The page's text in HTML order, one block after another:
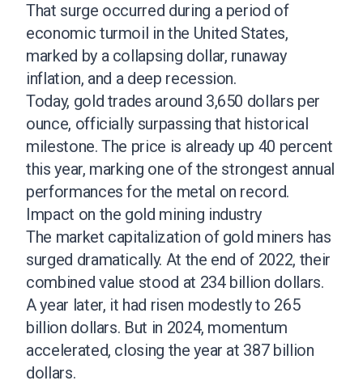
That surge occurred during a period of
economic turmoil in the United States,
marked by a collapsing dollar, runaway
inflation, and a deep recession.
Today, gold trades around 3,650 dollars per
ounce, officially surpassing that historical
milestone. The price is already up 40 percent
this year, marking one of the strongest annual
performances for the metal on record.
Impact on the gold mining industry
The market capitalization of gold miners has
surged dramatically. At the end of 2022, their
combined value stood at 234 billion dollars.
A year later, it had risen modestly to 265
billion dollars. But in 2024, momentum
accelerated, closing the year at 387 billion
dollars.